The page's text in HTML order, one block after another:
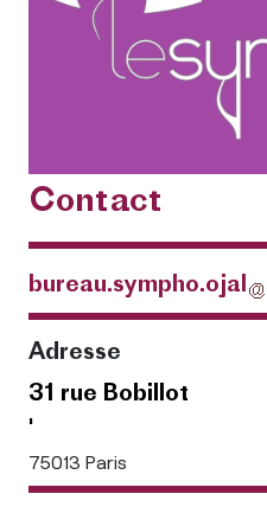
Contact
bureau.sympho.ojal
Adresse
31 rue Bobillot
'
75013 Paris